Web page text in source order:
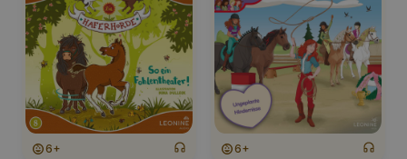
6+ 6+